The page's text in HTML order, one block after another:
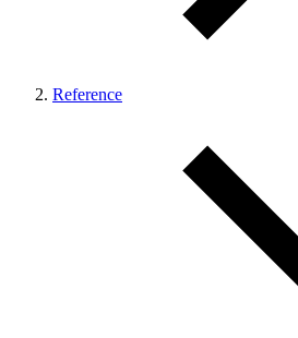
Reference